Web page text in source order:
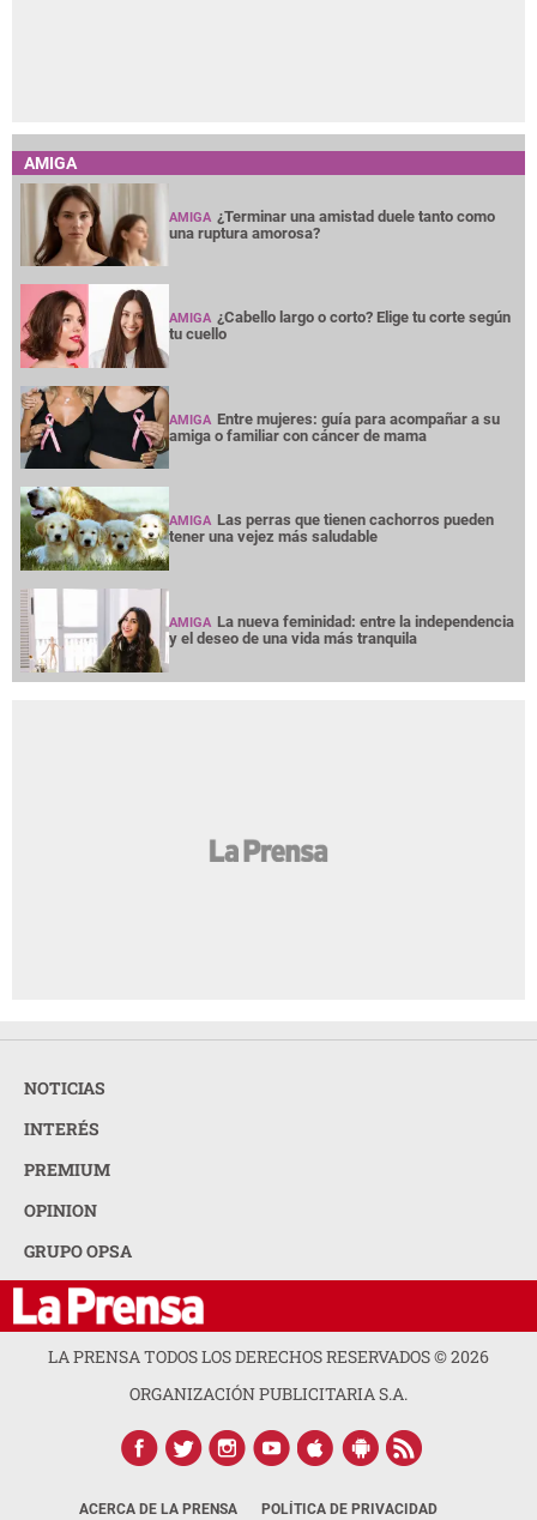
AMIGA
AMIGA ¿Terminar una amistad duele tanto como
una ruptura amorosa?
AMIGA ¿Cabello largo o corto? Elige tu corte según
tu cuello
AMIGA Entre mujeres: guía para acompañar a su
amiga o familiar con cáncer de mama
AMIGA Las perras que tienen cachorros pueden
tener una vejez más saludable
AMIGA La nueva feminidad: entre la independencia
y el deseo de una vida más tranquila
NOTICIAS
INTERÉS
PREMIUM
OPINION
GRUPO OPSA
LA PRENSA TODOS LOS DERECHOS RESERVADOS ©2026
ORGANIZACIÓN PUBLICITARIA S.A.
ACERCA DE LA PRENSA POLÍTICA DE PRIVACIDAD